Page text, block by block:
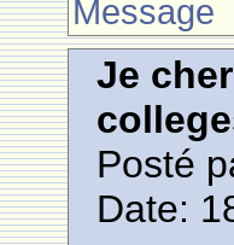
Message
Je
Posté
Date: